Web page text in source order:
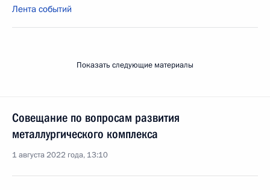
Лента событий
Показать следующие материалы
Совещание по вопросам развития
металлургического комплекса
1 августа 2022 года, 13:10